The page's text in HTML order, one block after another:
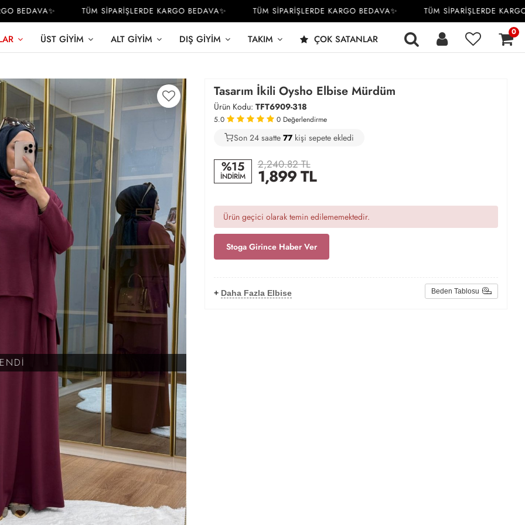
TÜM SİPARİŞLERDE KARGO BEDAVA✨ TÜM SİPARİŞLERDE KARGO BEDAVA✨ TÜM SİPARİŞLERDE KARGO
ÜST GIYIM ALT GIYIM DIŞ GIYIM TAKIM ÇOK SATANLAR
0
Tasarım İkili Oysho Elbise Mürdüm
Ürün Kodu: TFT6909-318
5.0 0 Değerlendirme
38 79
Son 24 saatte 34 kişi satın aldı
%15
İNDİRİM
2,240.82 TL
1,899TL
Ürün geçici olarak temin edilememektedir.
Stoga Girince Haber Ver
+ Daha Fazla Elbise Beden Tablosu